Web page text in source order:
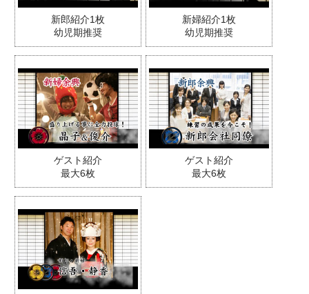
新郎紹介1枚
幼児期推奨
新婦紹介1枚
幼児期推奨
ゲスト紹介
最大6枚
ゲスト紹介
最大6枚